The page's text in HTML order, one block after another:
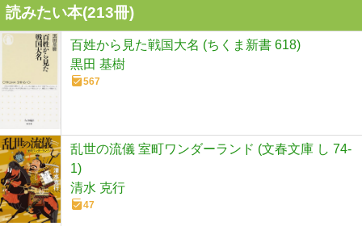
読みたい本(213冊)
百姓から見た戦国大名 (ちくま新書 618)
黒田 基樹
567
乱世の流儀 室町ワンダーランド (文春文庫 し 74-
1)
清水 克行
47